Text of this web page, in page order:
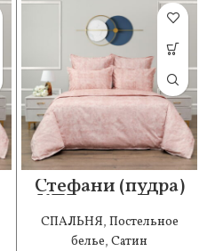
Стефани (пудра)
КПБ сатин Евро
СПАЛЬНЯ, Постельное
белье, Сатин